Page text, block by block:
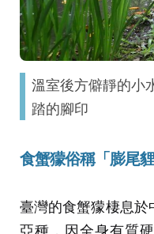
溫室後方僻靜的小
踏的腳印
食蟹獴俗稱「膨尾
臺灣的食蟹獴棲息
亞種，因全身有質